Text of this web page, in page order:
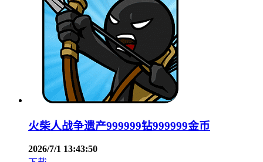
火柴人战争遗产999999钻999999金币
2026/7/1 13:43:50